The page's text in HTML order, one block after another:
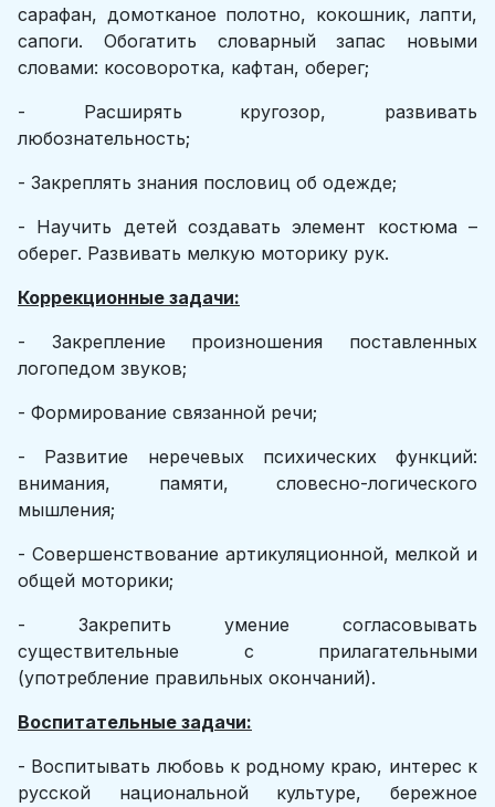
сарафан, домотканое полотно, кокошник, лапти,
сапоги. Обогатить словарный запас новыми
словами: косоворотка, кафтан, оберег;
- Расширять кругозор, развивать
любознательность;
- Закреплять знания пословиц об одежде;
- Научить детей создавать элемент костюма –
оберег. Развивать мелкую моторику рук.
Коррекционные задачи:
- Закрепление произношения поставленных
логопедом звуков;
- Формирование связанной речи;
- Развитие неречевых психических функций:
внимания, памяти, словесно-логического
мышления;
- Совершенствование артикуляционной, мелкой и
общей моторики;
- Закрепить умение согласовывать
существительные с прилагательными
(употребление правильных окончаний).
Воспитательные задачи:
- Воспитывать любовь к родному краю, интерес к
русской национальной культуре, бережное